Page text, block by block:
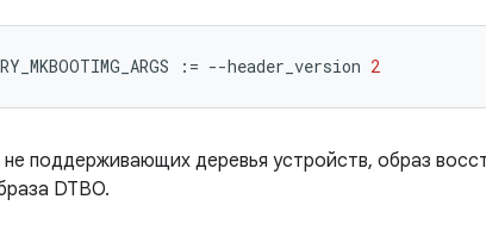
:= --header_version 2
не поддерживающих деревья устройств, образ
DTBO.